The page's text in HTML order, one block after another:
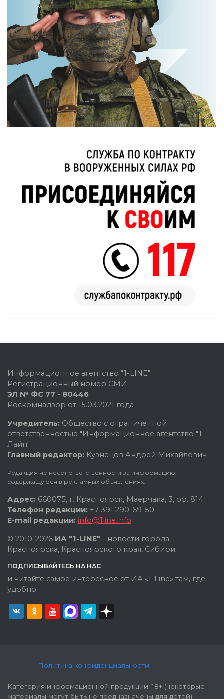
Информационное агентство "1-LINE"
Регистрационный номер СМИ
ЭЛ № ФС 77 - 80446
Роскомнадзор от 15.03.2021 года
Учредитель: Общество с ограниченной
ответственностью "Информационное агентство "1-
Лайн"
Главный редактор: Кузнецов Андрей Михайлович
Редакция не несет ответственности за информацию,
содержащуюся в рекламных объявлениях.
Адрес: 660075, г. Красноярск, Маерчака, 3, оф. 814.
Телефон редакции: +7 391 290-69-50.
E-mail редакции: info@1line.info
© 2010-2026 ИА "1-LINE" - новости города
Красноярска, Красноярского края, Сибири.
ПОДПИСЫВАЙТЕСЬ НА НАС
и читайте самое интересное от ИА «1-Line» там, где
удобно
Политика конфиденциальности
Категория информационной продукции: 18+ (некоторые
материалы могут быть не предназначены для детей).